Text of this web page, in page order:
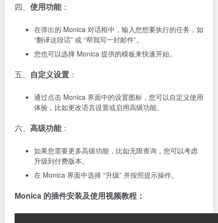
四、 使用功能：
在弹出的 Monica 对话框中，输入您想要执行的任务，如
“翻译这段话” 或 “帮我写一封邮件”。
您也可以选择 Monica 提供的模板来快速开始。
五、 自定义设置 ：
通过点击 Monica 界面中的设置图标，您可以自定义使用
体验，比如更改语言设置或启用高级功能。
六、 高级功能：
如果您需要更多高级功能，比如无限查询，您可以考虑
升级到付费版本。
在 Monica 界面中选择 “升级” 并按照提示操作。
Monica 的插件安装及使用视频教程：